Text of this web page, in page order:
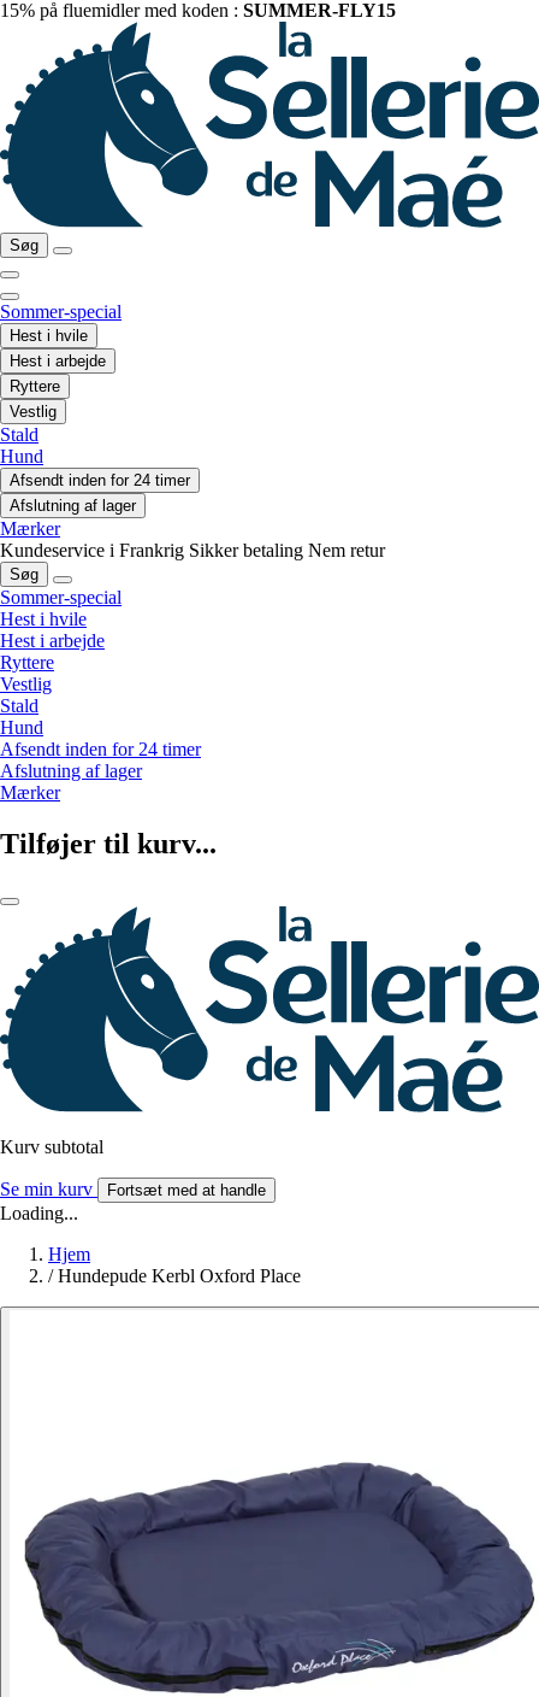
15% på fluemidler med koden : SUMMER-FLY15
Søg
Sommer-special
Hest i hvile
Hest i arbejde
Ryttere
Vestlig
Stald
Hund
Afsendt inden for 24 timer
Afslutning af lager
Mærker
Kundeservice i Frankrig Sikker betaling Nem retur
Søg
Sommer-special
Hest i hvile
Hest i arbejde
Ryttere
Vestlig
Stald
Hund
Afsendt inden for 24 timer
Afslutning af lager
Mærker
Tilføjer til kurv...
Kurv subtotal
Se min kurv Fortsæt med at handle
Loading...
Hjem
/ Hundepude Kerbl Oxford Place